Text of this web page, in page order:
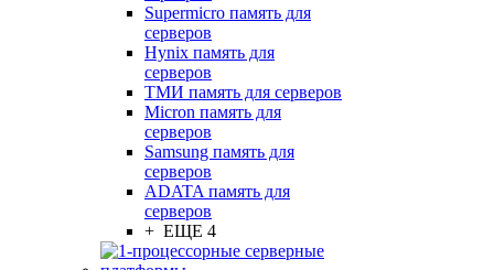
Supermicro память для
серверов
Hynix память для
серверов
ТМИ память для серверов
Micron память для
серверов
Samsung память для
серверов
ADATA память для
серверов
+ ЕЩЕ 4